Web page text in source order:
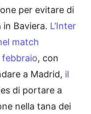
per evitare di
Baviera. L’Inter
match
febbraio, con
a Madrid, il
di portare a
nella tana dei